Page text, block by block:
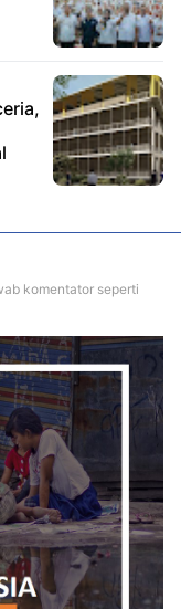
komentator seperti